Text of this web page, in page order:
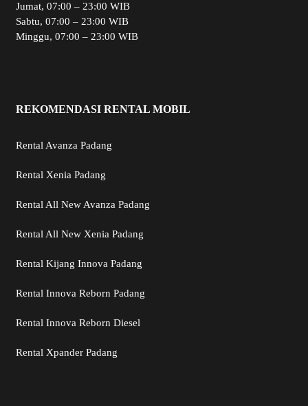
Jumat, 07:00 – 23:00 WIB
Sabtu, 07:00 – 23:00 WIB
Minggu, 07:00 – 23:00 WIB
REKOMENDASI RENTAL MOBIL
Rental Avanza Padang
Rental Xenia Padang
Rental All New Avanza Padang
Rental All New Xenia Padang
Rental Kijang Innova Padang
Rental Innova Reborn Padang
Rental Innova Reborn Diesel
Rental Xpander Padang